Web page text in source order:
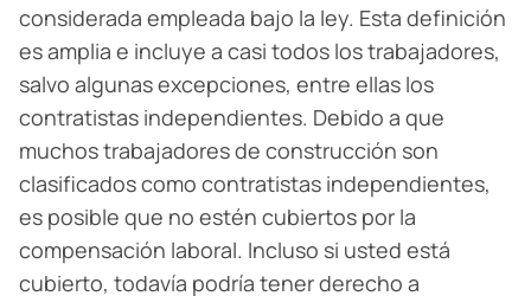
considerada empleada bajo la ley. Esta definición
es amplia e incluye a casi todos los trabajadores,
salvo algunas excepciones, entre ellas los
contratistas independientes. Debido a que
muchos trabajadores de construcción son
clasificados como contratistas independientes,
es posible que no estén cubiertos por la
compensación laboral. Incluso si usted está
cubierto, todavía podría tener derecho a